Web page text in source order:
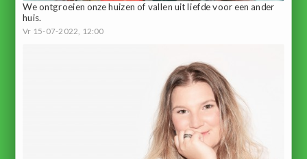
We ontgroeien onze huizen of vallen uit liefde voor een ander
huis.
Vr 15-07-2022, 12:00